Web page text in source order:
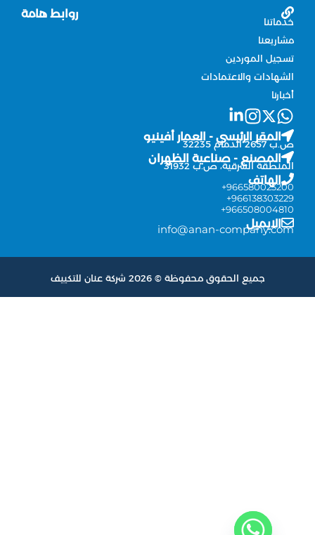
روابط هامة
الموردين
والاعتمادات
المقر الرئيسي - العمار أفينيو
2657 الدمام 32235
المصنع - صناعية الظهران
الشرقية، ص.ب 31932
الهاتف
الايميل info@anan-
جميع الحقوق محفوظة © 2026 شركة عنان للتكييف